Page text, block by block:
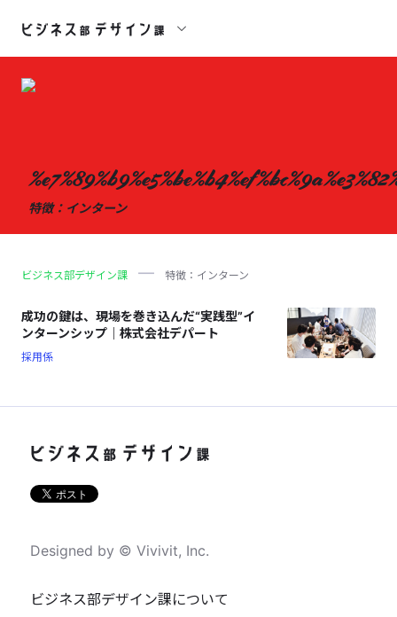
特徴：インターン
ビジネス部デザイン課 特徴：インターン
成功の鍵は、現場を巻き込んだ“実践型”イ
ンターンシップ｜株式会社デパート
採用係
Designed by © Vivivit, Inc.
ビジネス部デザイン課について